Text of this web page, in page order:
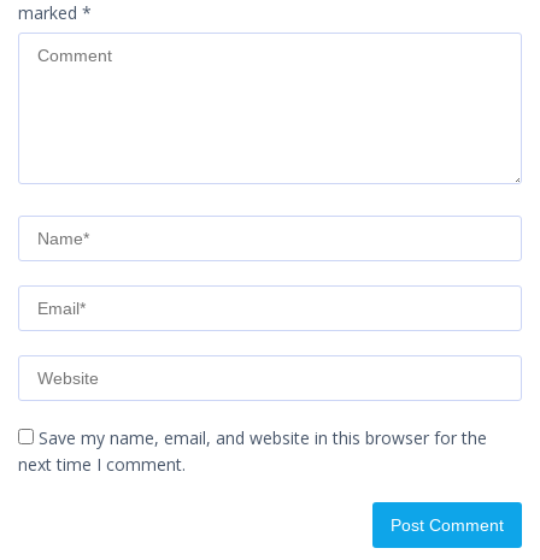
marked *
Save my name, email, and website in this browser for the
next time I comment.